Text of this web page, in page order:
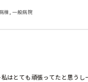
棟, 一般病院
はとても頑張ってたと思う